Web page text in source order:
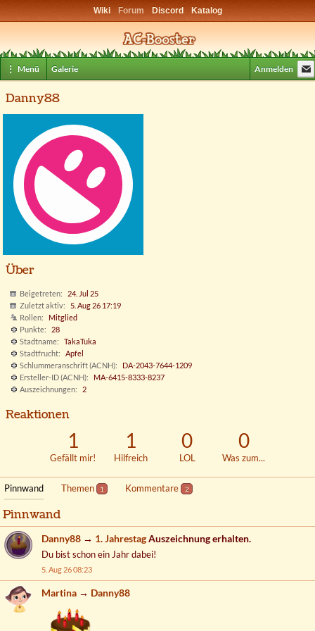
Wiki Forum Discord Katalog
⋮ Menü Galerie Anmelden
Danny88
Über
Beigetreten
24. Jul 25
Zuletzt aktiv
5. Aug 26 17:19
Rollen
Mitglied
Punkte
28
Stadtname
TakaTuka
Stadtfrucht
Apfel
Schlummeranschrift (ACNH)
DA-2043-7644-1209
Ersteller-ID (ACNH)
MA-6415-8333-8237
Auszeichnungen
2
Reaktionen
1
Gefällt mir!
1
Hilfreich
0
LOL
0
Was zum...
Pinnwand Themen 1 Kommentare 2
Pinnwand
Danny88 → 1. JahrestagAuszeichnung erhalten.
Du bist schon ein Jahr dabei!
5. Aug 26 08:23
Martina → Danny88